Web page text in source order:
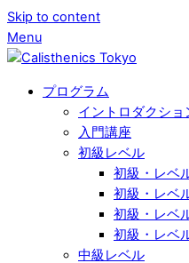
Skip to content
Menu
プログラム
イントロダクショ
入門講座
初級レベル
初級・レベ
初級・レベ
初級・レベ
初級・レベ
中級レベル